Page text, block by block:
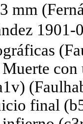
mm
1901-
con
final